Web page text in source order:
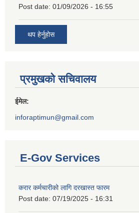
Post date: 01/09/2026 - 16:55
थप हेर्नुहोस
प्रमुखको सचिवालय
ईमेल:
inforaptimun@gmail.com
E-Gov Services
करार कर्मचारीको लागि दरखास्त फारम
Post date: 07/19/2025 - 16:31